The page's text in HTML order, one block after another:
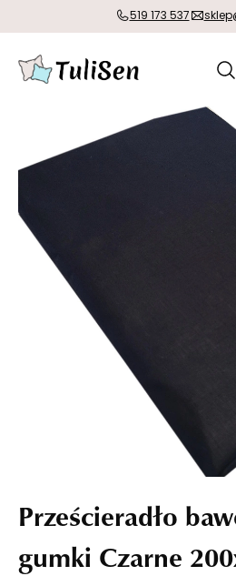
519 173 537
Prześcieradło
gumki Czarne